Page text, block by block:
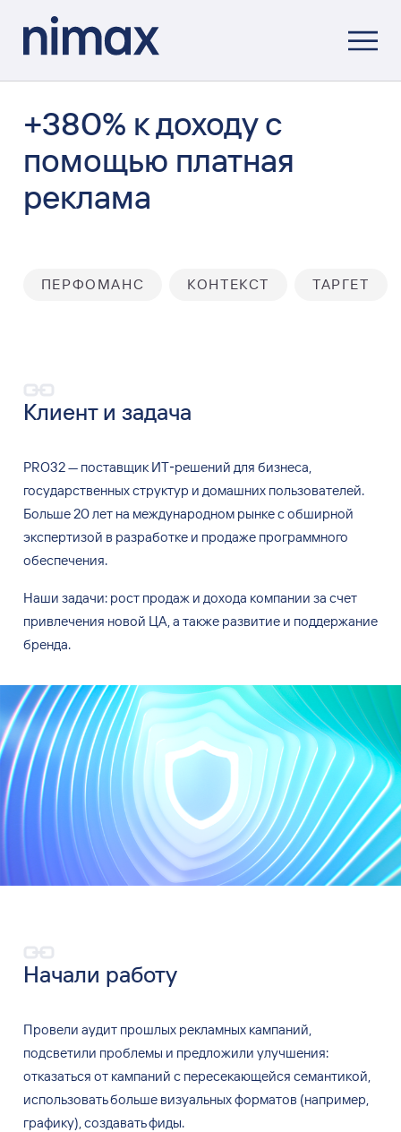
+380% к доходу с
помощью платная
реклама
ПЕРФОМАНС КОНТЕКСТ ТАРГЕТ
Клиент и задача
PRO32—поставщик ИТ‑решений для бизнеса,
государственных структур и домашних пользователей.
Больше 20лет на международном рынке собширной
экспертизой в разработке и продаже программного
обеспечения.
Наши задачи: рост продаж и дохода компании за счет
привлечения новой ЦА, а также развитие и поддержание
бренда.
Начали работу
Провели аудит прошлых рекламных кампаний,
подсветили проблемы и предложили улучшения:
отказаться от кампаний с пересекающейся семантикой,
использовать больше визуальных форматов (например,
графику), создавать фиды.